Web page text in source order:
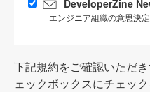
DeveloperZine
エンジニア組織の意思決
下記規約をご確認いただ
ェックボックスにチェッ